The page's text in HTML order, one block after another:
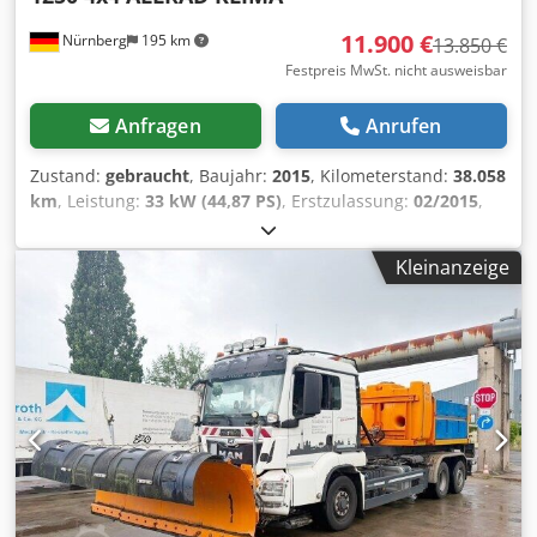
Nürnberg 195 km 11.900 €13.850 €
Festpreis MwSt. nicht ausweisbar
Anfragen Anrufen
Zustand: gebraucht, Baujahr: 2015, Kilometerstand: 38.058
km, Leistung: 33 kW (44,87 PS), Erstzulassung: 02/2015,
, Kraftstofftyp:
Orange, nächste Prüfung (TÜV):03/2027, Getriebetyp:
Automatisch
, Laderaumbreite:
1.160 mm, Laderaumlänge:
300 mm, Anzahl der Sitzplätze:
Allradantrieb, Klimaanlage, Fahrzeug-Nr. für
Kundenanfragen: 122 ----Extras in der Ausstattung * 6.959
Betriebsstunden * 38.058km Laufleistung * Klimaanlage *
4 x 4 - Allradantrieb * Hydraulik vorne und hinten *
Oberwagen kippbar * Straßenzulassung * Video verfügbar
* Grundfarbe: orange Kehrmaschine: * nach EUnited
PM10 zertifiziert Kehraggregat: * Hydraulisch verstellbare
große Tellerbesen und anfahrgeschützter Saugmund mit
Kleinanzeige